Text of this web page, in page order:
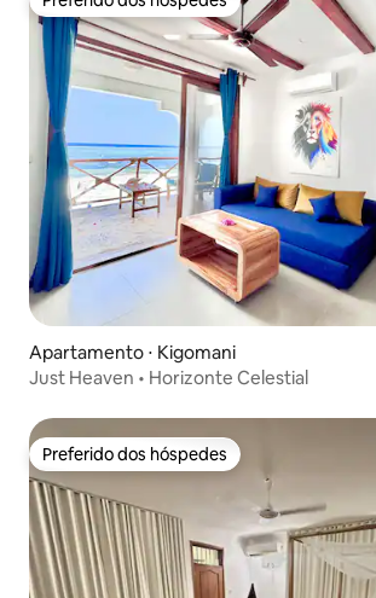
Preferido dos hóspedes
Apartamento ⋅ Kigomani
Just Heaven • Horizonte Celestial
Preferido dos hóspedes
Preferido dos hóspedes